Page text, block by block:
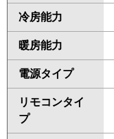
冷房能力
暖房能力
電源タイプ
リモコンタイ
プ